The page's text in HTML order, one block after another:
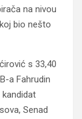
na nivou
bio nešto
s 33,40
a Fahrudin
Senad